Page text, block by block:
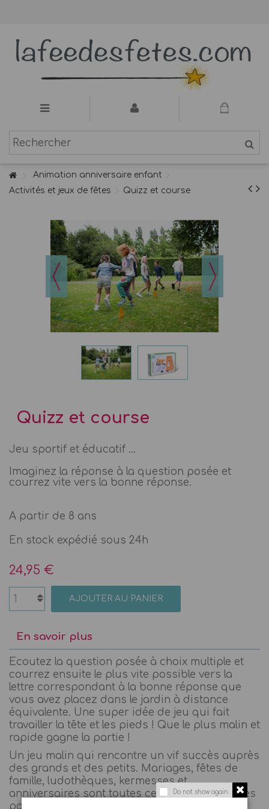
Do not show again.
Animation anniversaire enfant
Activités et jeux de fêtes
Quizz et course
Quizz et course
Jeu sportif et éducatif ...
Imaginez la réponse à la question posée et
courrez vite vers la bonne réponse.
A partir de 8 ans
En stock expédié sous 24h
24,95 €
AJOUTER AU PANIER
En savoir plus
Ecoutez la question posée à choix multiple et
courrez ensuite le plus vite possible vers la
lettre correspondant à la bonne réponse que
vous avez placez dans le jardin à distance
équivalente. Une super idée de jeu qui fait
travailler la tête et les pieds ! Que le plus malin et
rapide gagne la partie !
Un jeu malin qui rencontre un vif succès auprès
des grands et des petits. Mariages, fêtes de
famille, ludothèques, kermesses et
anniversaires sont toutes ces occasions rêvées
pour s'amuser et s affronter dans une